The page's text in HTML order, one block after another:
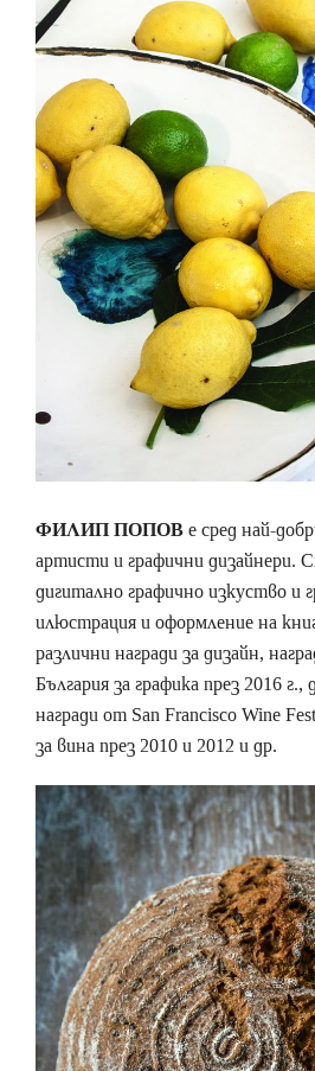
ФИЛИП ПОПОВе сред най-
артисти и графични дизайнери.
дигитално графично изкуство и
илюстрация и оформление на
различни награди за дизайн,
България за графика през 2016
награди от San Francisco Wine
за вина през 2010 и 2012 и др.